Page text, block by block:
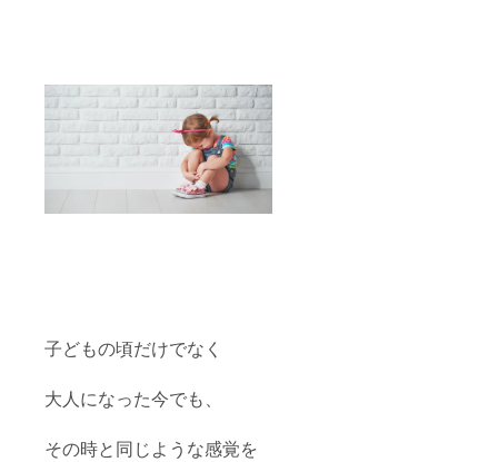
子どもの頃だけでなく
大人になった今でも、
その時と同じような感覚を